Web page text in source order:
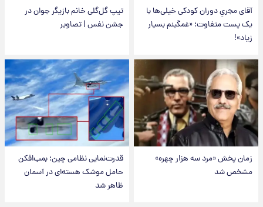
آقای مجریِ دوران کودکی خیلی‌ها با
یک پست متفاوت؛ «غمگینم بسیار
زیاد»!
تیپ گل‌گلی خانم بازیگر جوان در
جشن نفس | تصاویر
زمان پخش «مرد سه هزار چهره»
مشخص شد
قدرت‌نمایی نظامی چین؛ بمب‌افکن
حامل موشک هسته‌ای در آسمان
ظاهر شد